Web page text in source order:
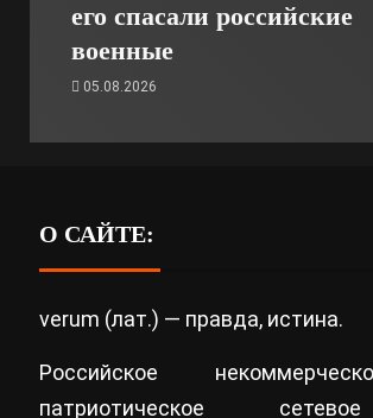
его спасали российские
военные
05.08.2026
О САЙТЕ:
verum (лат.) — правда, истина.
Российское
патриотическое